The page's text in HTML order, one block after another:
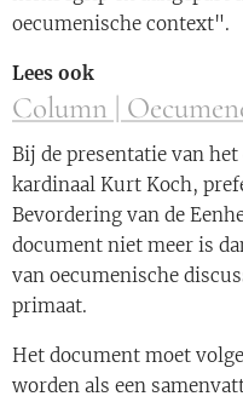
oecumenische context".
Lees ook
Column |
Bij de presentatie van
kardinaal Kurt Koch,
Bevordering van de
document niet meer is
van oecumenische
primaat.
Het document moet
worden als een